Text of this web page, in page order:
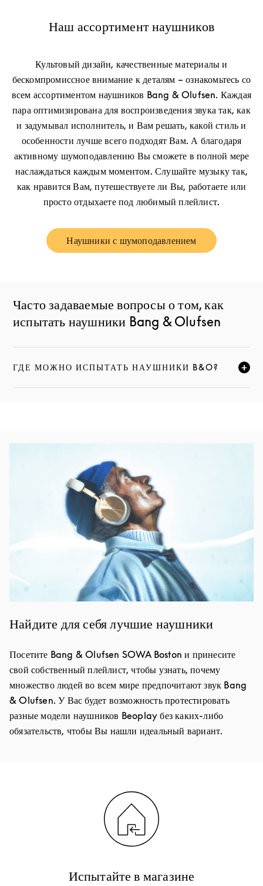
Наш ассортимент наушников
Культовый дизайн, качественные материалы и
бескомпромиссное внимание к деталям – ознакомьтесь со
всем ассортиментом наушников Bang & Olufsen. Каждая
пара оптимизирована для воспроизведения звука так, как
и задумывал исполнитель, и Вам решать, какой стиль и
особенности лучше всего подходят Вам. А благодаря
активному шумоподавлению Вы сможете в полной мере
наслаждаться каждым моментом. Слушайте музыку так,
как нравится Вам, путешествуете ли Вы, работаете или
просто отдыхаете под любимый плейлист.
Наушники с шумоподавлением
Link Opens in New Tab
Часто задаваемые вопросы о том, как
испытать наушники Bang & Olufsen
ГДЕ МОЖНО ИСПЫТАТЬ НАУШНИКИ B&O?
НАЖМИТЕ, ЧТОБЫ РАЗВЕРНУТЬ ОПИСАНИЕ И
Найдите для себя лучшие наушники
Посетите Bang & Olufsen SOWA Boston и принесите
свой собственный плейлист, чтобы узнать, почему
множество людей во всем мире предпочитают звук Bang
& Olufsen. У Вас будет возможность протестировать
разные модели наушников Beoplay без каких-либо
обязательств, чтобы Вы нашли идеальный вариант.
Испытайте в магазине